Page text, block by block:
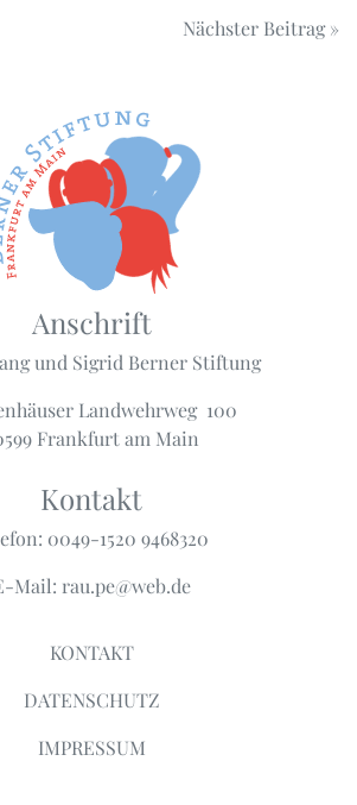
Nächster Beitrag »
Anschrift
und Sigrid Berner Stiftung
Landwehrweg 100
Frankfurt am Main
Kontakt
0049-1520 9468320
Mail: rau.pe@web.de
KONTAKT
DATENSCHUTZ
IMPRESSUM